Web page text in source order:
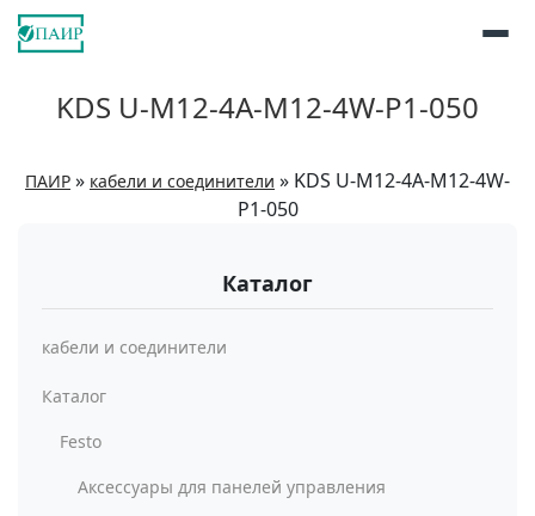
KDS U-M12-4A-M12-4W-P1-050
ПАИР » кабели и соединители » KDS U-M12-4A-M12-4W-
P1-050
Каталог
кабели и соединители
Каталог
Festo
Аксессуары для панелей управления